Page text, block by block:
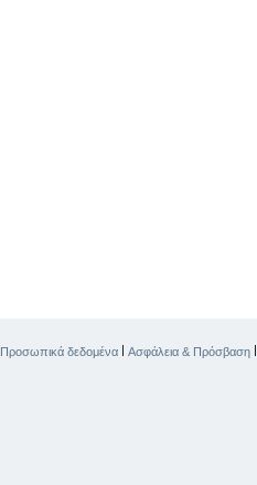
Προσωπικά δεδομένα Ασφάλεια & Πρόσβαση